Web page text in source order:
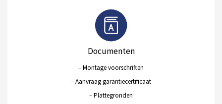
Documenten
– Montage voorschriften
– Aanvraag garantiecertificaat
– Plattegronden